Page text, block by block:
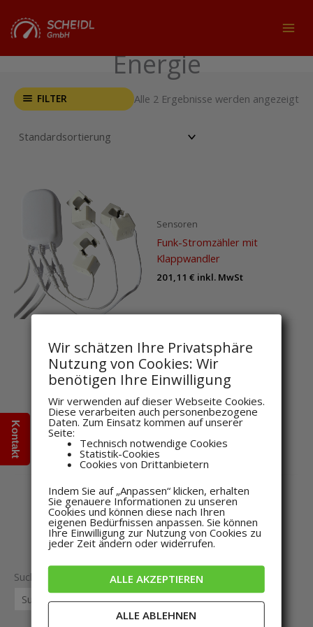
Kontakt
Inhalt
springen
Energie
Suche
SUCHE
FILTER Alle 2 Ergebnisse werden angezeigt
Sensoren
Funk-Stromzähler mit
Klappwandler
201,11 € inkl. MwSt
Sensoren
Puffer-Temperaturfühler
117,81€inkl. MwSt
Wir schätzen Ihre Privatsphäre
Nutzung von Cookies: Wir
benötigen Ihre Einwilligung
Wir verwenden auf dieser Webseite Cookies.
Diese verarbeiten auch personenbezogene
Daten. Zum Einsatz kommen auf unserer
Seite:
Technisch notwendige Cookies
Statistik-Cookies
Cookies von Drittanbietern
Indem Sie auf „Anpassen“ klicken, erhalten
Sie genauere Informationen zu unseren
Cookies und können diese nach Ihren
eigenen Bedürfnissen anpassen. Sie können
Ihre Einwilligung zur Nutzung von Cookies zu
jeder Zeit ändern oder widerrufen.
ALLE AKZEPTIEREN
ALLE ABLEHNEN